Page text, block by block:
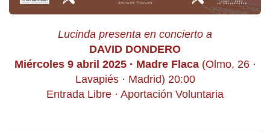
Lucinda presenta en concierto a
DAVID DONDERO
Miércoles 9 abril 2025 · Madre Flaca(Olmo, 26 ·
Lavapiés · Madrid) 20:00
Entrada Libre · Aportación Voluntaria